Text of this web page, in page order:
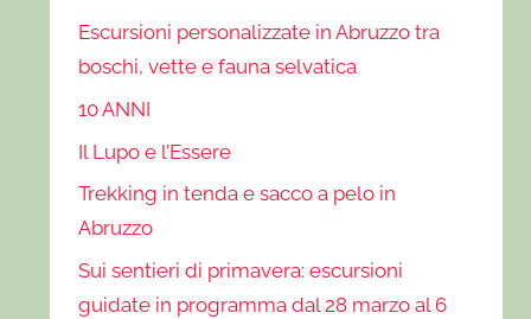
Escursioni personalizzate in Abruzzo tra
boschi, vette e fauna selvatica
10 ANNI
Il Lupo e l’Essere
Trekking in tenda e sacco a pelo in
Abruzzo
Sui sentieri di primavera: escursioni
guidate in programma dal 28 marzo al 6